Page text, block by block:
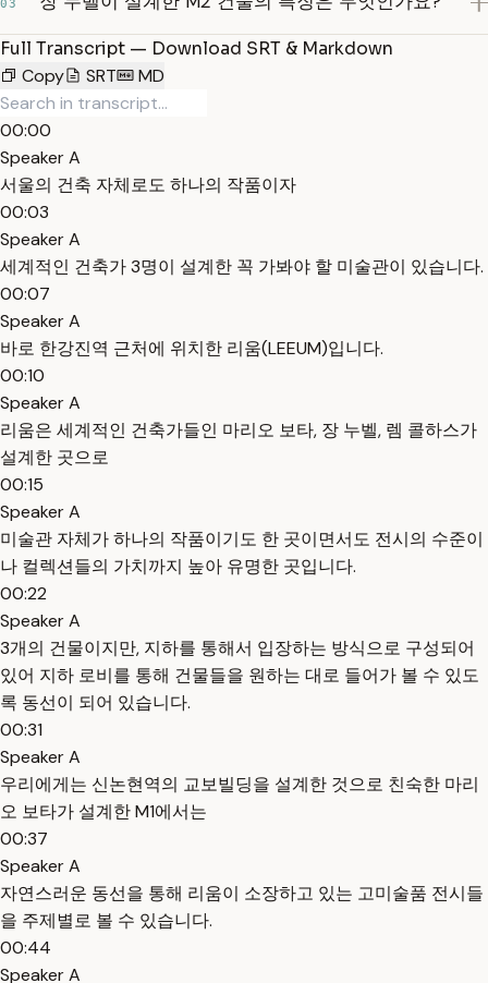
03
Full Transcript — Download SRT & Markdown
Copy
SRT MD
00:00
Speaker A
서울의 건축 자체로도 하나의 작품이자
00:03
Speaker A
세계적인 건축가 3명이 설계한 꼭 가봐야 할 미술관이 있습니다.
00:07
Speaker A
바로 한강진역 근처에 위치한 리움(LEEUM)입니다.
00:10
Speaker A
리움은 세계적인 건축가들인 마리오 보타, 장 누벨, 렘 콜하스가
설계한 곳으로
00:15
Speaker A
미술관 자체가 하나의 작품이기도 한 곳이면서도 전시의 수준이
나 컬렉션들의 가치까지 높아 유명한 곳입니다.
00:22
Speaker A
3개의 건물이지만, 지하를 통해서 입장하는 방식으로 구성되어
있어 지하 로비를 통해 건물들을 원하는 대로 들어가 볼 수 있도
록 동선이 되어 있습니다.
00:31
Speaker A
우리에게는 신논현역의 교보빌딩을 설계한 것으로 친숙한 마리
오 보타가 설계한 M1에서는
00:37
Speaker A
자연스러운 동선을 통해 리움이 소장하고 있는 고미술품 전시들
을 주제별로 볼 수 있습니다.
00:44
Speaker A